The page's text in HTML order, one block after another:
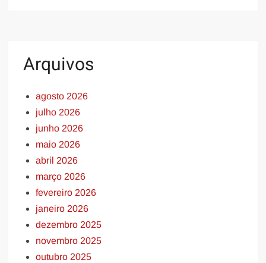
Arquivos
agosto 2026
julho 2026
junho 2026
maio 2026
abril 2026
março 2026
fevereiro 2026
janeiro 2026
dezembro 2025
novembro 2025
outubro 2025